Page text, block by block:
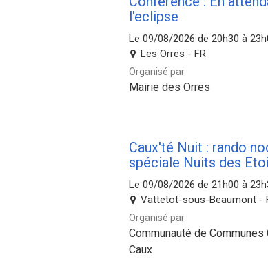
l'eclipse
Le 09/08/2026 de 20h30 à
Les Orres - FR
Organisé par
Mairie des Orres
Caux'té Nuit : rando
spéciale Nuits des
Le 09/08/2026 de 21h00 à
Vattetot-sous-Beaumont -
Organisé par
Communauté de Communes
Caux